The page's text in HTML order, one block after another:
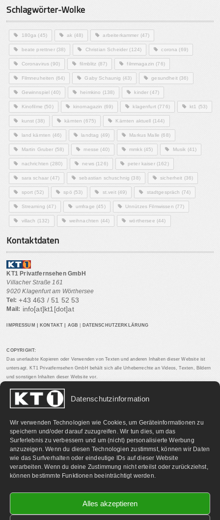
Datenschutzinformation
Wir verwenden Technologien wie Cookies, um Geräteinformationen zu
speichern und/oder darauf zuzugreifen. Wir tun dies, um das
Surferlebnis zu verbessern und um (nicht) personalisierte Werbung
anzuzeigen. Wenn du diesen Technologien zustimmst, können wir Daten
wie das Surfverhalten oder eindeutige IDs auf dieser Website
verarbeiten. Wenn du deine Zustimmung nicht erteilst oder zurückziehst,
können bestimmte Funktionen beeinträchtigt werden.
Alles akzeptieren
Schlagwörter-Wolke
180ga (45) ak (48) arbeiterkammer (47)
beate prettner(38) Christian Scheider (124) corona (69)
Coronavirus (90) filmblitz (87) filmmagazin (76)
Filmneuheiten (64) Gaby Schaunig (43) gesundheit(36)
Gewinnspiel (40) heimkino (138) kinder (47)
Kinofilme (50) kinomagazin (69) klagenfurt(776) kt1 (53)
kunst (38) kärnten (675) Kärnten aktuell (144)
land kärnten (46) landtag (49) Markus Malle (68)
Martin Gruber (58) messe (40) mmkk(45) Musik (41)
nachrichten (280) news(126) peter kaiser(162)
sara schaar (47) sebastian schuschnig (38) sicherheit (36)
sport (52) spö (53) st.veit(49) stadtgespräch (74)
Streaming (47) umfrage (45) Unnützes Filmwissen (77)
villach (132) weihnachten (44) wörthersee (44)
Kontaktdaten
KT1 Privatfernsehen GmbH
Villacher Straße 161
9020 Klagenfurt am Wörthersee
Tel: +43 463 / 51 52 53
Mail: info[at]kt1[dot]at
IMPRESSUM KONTAKT AGB DATENSCHUTZERKLÄRUNG
COPYRIGHT:
Das unerlaubte Kopieren oder Verwenden von Texten und anderen Inhalten dieser Website ist
untersagt. KT1 Privatfernsehen GmbH behält sich alle Urheberrechte an Videos, Texten, Bildern
und sonstigen Inhalten dieser Website vor.
PARTNERLINKS: